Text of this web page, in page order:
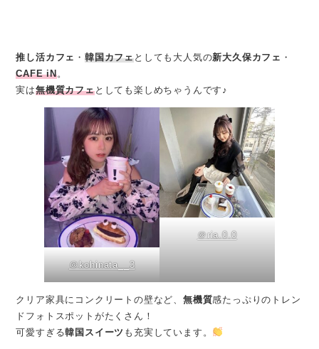
推し活カフェ ・韓国カフェとしても大人気の新大久保カフェ ・
CAFE iN。
実は無機質カフェとしても楽しめちゃうんです♪
＠kohinata__3
＠ria.0.0
クリア家具にコンクリートの壁など、 無機質感たっぷりのトレン
ドフォトスポットがたくさん！
可愛すぎる韓国スイーツ も充実しています。